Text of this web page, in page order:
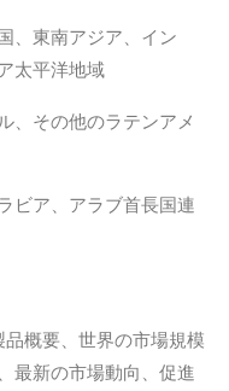
、東南アジア、イン
太平洋地域
、その他のラテンアメ
ビア、アラブ首長国連
概要、世界の市場規模
最新の市場動向、促進